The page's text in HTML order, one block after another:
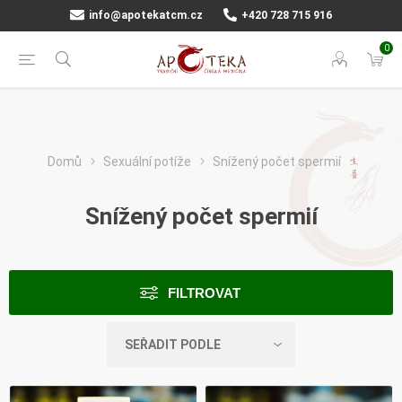
info@apotekatcm.cz +420 728 715 916
0
Domů Sexuální potíže Snížený počet spermií
Snížený počet spermií
FILTROVAT